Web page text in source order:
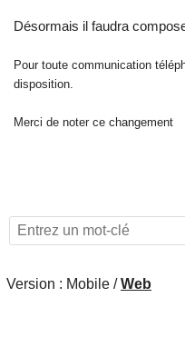
Désormais il faudra
Pour toute communication
disposition.
Merci de noter ce changement
Version : Mobile /Web